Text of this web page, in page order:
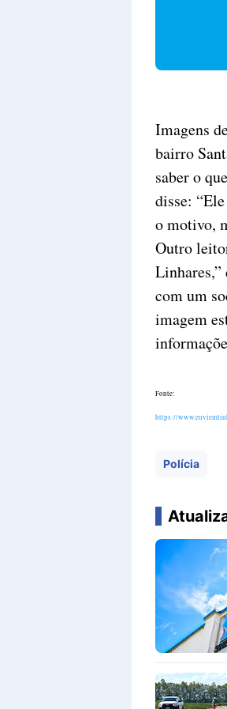
Imagens
bairro
saber o
disse:
o motivo,
Outro
Linhares,”
com um
imagem
Fonte:
https://
Polícia